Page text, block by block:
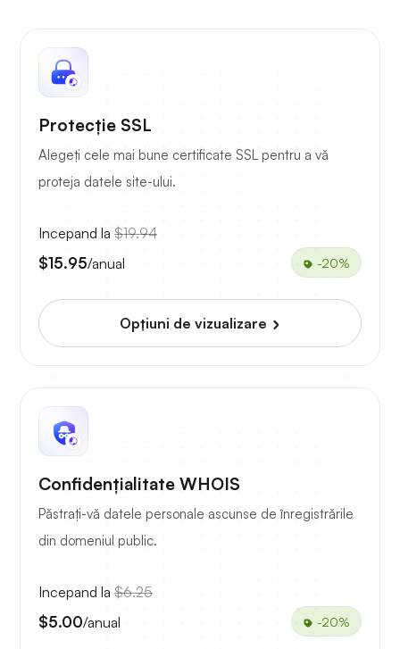
Protecție SSL
Alegeți cele mai bune certificate SSL pentru a vă
proteja datele site-ului.
Incepand la $19.94
$15.95/anual -20%
Opțiuni de vizualizare
Confidențialitate WHOIS
Păstrați-vă datele personale ascunse de înregistrările
din domeniul public.
Incepand la $6.25
$5.00/anual -20%